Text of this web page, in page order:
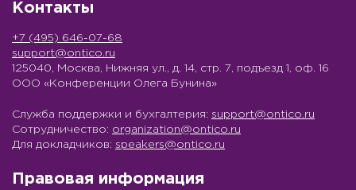
Контакты
+7 (495) 646-07-68
support@ontico.ru
125040, Москва, Нижняя ул., д. 14, стр. 7, подъезд 1, оф. 16
ООО «Конференции Олега Бунина»
Служба поддержки и бухгалтерия: support@ontico.ru
Сотрудничество: organization@ontico.ru
Для докладчиков: speakers@ontico.ru
Правовая информация